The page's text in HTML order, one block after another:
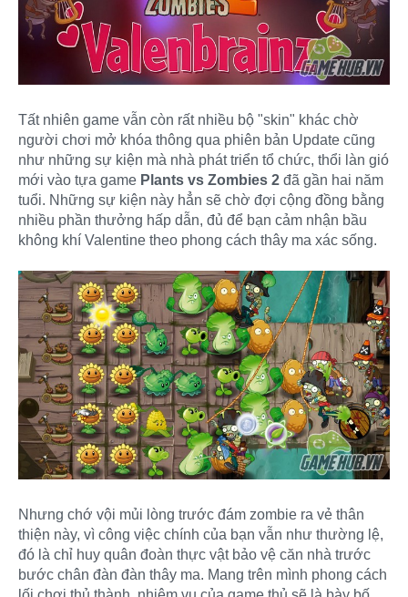
Tất nhiên game vẫn còn rất nhiều bộ "skin" khác chờ
người chơi mở khóa thông qua phiên bản Update cũng
như những sự kiện mà nhà phát triển tổ chức, thổi làn gió
mới vào tựa game Plants vs Zombies 2 đã gần hai năm
tuổi. Những sự kiện này hẳn sẽ chờ đợi cộng đồng bằng
nhiều phần thưởng hấp dẫn, đủ để bạn cảm nhận bầu
không khí Valentine theo phong cách thây ma xác sống.
Nhưng chớ vội mủi lòng trước đám zombie ra vẻ thân
thiện này, vì công việc chính của bạn vẫn như thường lệ,
đó là chỉ huy quân đoàn thực vật bảo vệ căn nhà trước
bước chân đàn đàn thây ma. Mang trên mình phong cách